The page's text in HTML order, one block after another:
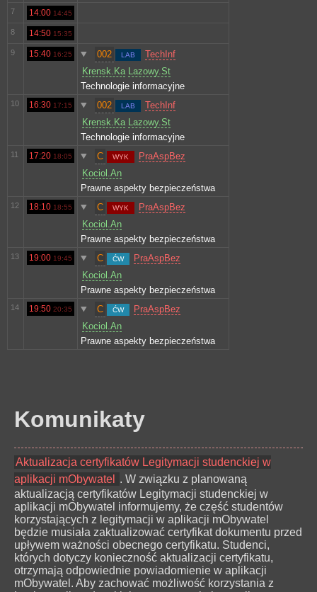
7 14:00 14:45
8 14:50 15:35
9 15:40 16:25 002 LAB
TechInf
Krensk.Ka Lazowy.St
Technologie informacyjne
10 16:30 17:15 002 LAB
TechInf
Krensk.Ka Lazowy.St
Technologie informacyjne
11 17:20 18:05 C WYK
PraAspBez
Kociol.An
Prawne aspekty bezpieczeństwa
12 18:10 18:55 C WYK
PraAspBez
Kociol.An
Prawne aspekty bezpieczeństwa
13 19:00 19:45 C ĆW
PraAspBez
Kociol.An
Prawne aspekty bezpieczeństwa
14 19:50 20:35 C ĆW
PraAspBez
Kociol.An
Prawne aspekty bezpieczeństwa
Komunikaty
Aktualizacja certyfikatów Legitymacji studenckiej w
aplikacji mObywatel
. W związku z planowaną
aktualizacją certyfikatów Legitymacji studenckiej w
aplikacji mObywatel informujemy, że część studentów
korzystających z legitymacji w aplikacji mObywatel
będzie musiała zaktualizować certyfikat dokumentu przed
upływem ważności obecnego certyfikatu. Studenci,
których dotyczy konieczność aktualizacji certyfikatu,
otrzymają odpowiednie powiadomienie w aplikacji
mObywatel. Aby zachować możliwość korzystania z